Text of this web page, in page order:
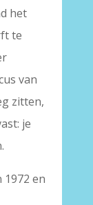
het
te
van
zitten,
je
1972 en